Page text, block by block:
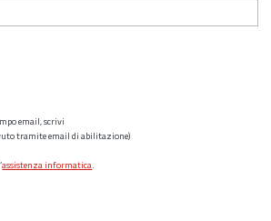
email, scrivi
tramite email di abilitazione)
assistenza informatica.